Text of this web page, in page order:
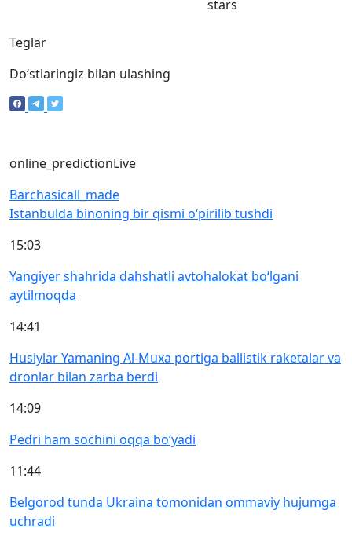
Teglar
stars
Doʻstlaringiz bilan ulashing
online_predictionLive
Barchasicall_made
Istanbulda binoning bir qismi o‘pirilib tushdi
15:03
Yangiyer shahrida dahshatli avtohalokat bo‘lgani
aytilmoqda
14:41
Husiylar Yamaning Al-Muxa portiga ballistik raketalar va
dronlar bilan zarba berdi
14:09
Pedri ham sochini oqqa bo‘yadi
11:44
Belgorod tunda Ukraina tomonidan ommaviy hujumga
uchradi